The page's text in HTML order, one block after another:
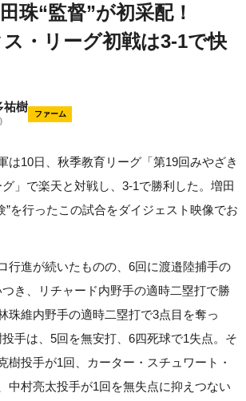
田珠“監督”が初采配！
・リーグ初戦は3-1で快
祐樹 ファーム
10日、秋季教育リーグ「第19回みやざき
」で楽天と対戦し、3-1で勝利した。増田
”を行ったこの試合をダイジェスト映像でお
行進が続いたものの、6回に渡邉陸捕手の
き、リチャード内野手の適時二塁打で勝
珠維内野手の適時二塁打で3点目を奪っ
手は、5回を無安打、6四死球で1失点。そ
樹投手が1回、カーター・スチュワート・
中村亮太投手が1回を無失点に抑えつない